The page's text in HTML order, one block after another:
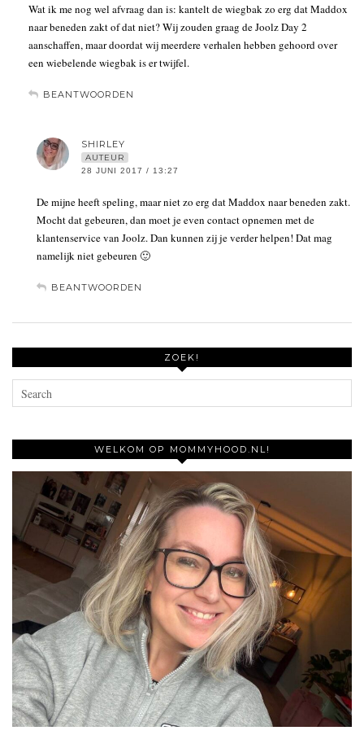
Wat ik me nog wel afvraag dan is: kantelt de wiegbak zo erg dat Maddox
naar beneden zakt of dat niet? Wij zouden graag de Joolz Day 2
aanschaffen, maar doordat wij meerdere verhalen hebben gehoord over
een wiebelende wiegbak is er twijfel.
BEANTWOORDEN
SHIRLEY
AUTEUR
28 JUNI 2017 / 13:27
De mijne heeft speling, maar niet zo erg dat Maddox naar beneden zakt.
Mocht dat gebeuren, dan moet je even contact opnemen met de
klantenservice van Joolz. Dan kunnen zij je verder helpen! Dat mag
namelijk niet gebeuren 🙂
BEANTWOORDEN
ZOEK!
WELKOM OP MOMMYHOOD.NL!